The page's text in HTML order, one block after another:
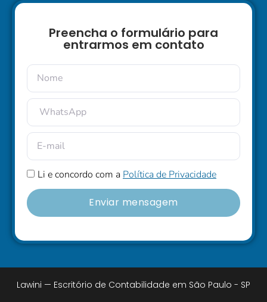
Preencha o formulário para
entrarmos em contato
Li e concordo com a Política de Privacidade
Enviar mensagem
Lawini — Escritório de Contabilidade em São Paulo - SP